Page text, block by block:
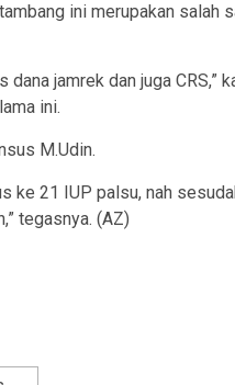
ini merupakan
dana jamrek dan juga
ini.
M.Udin.
ke 21 IUP palsu, nah
tegasnya. (AZ)